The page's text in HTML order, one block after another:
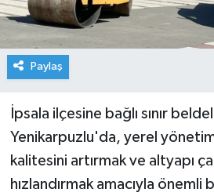
Paylaş
İpsala ilçesine bağlı sınır
Yenikarpuzlu'da, yerel
kalitesini artırmak ve altyapı
hızlandırmak amacıyla önemli